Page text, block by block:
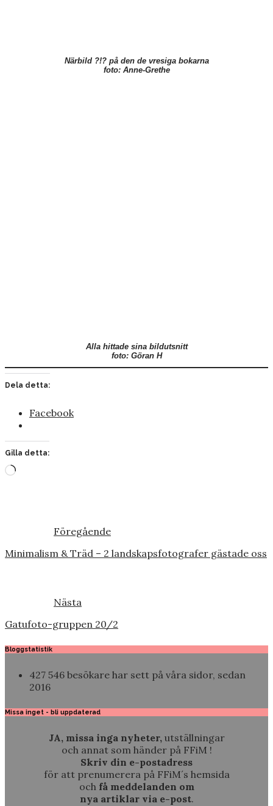
Närbild ?!? på den de vresiga bokarna
foto: Anne-Grethe
Alla hittade sina bildutsnitt
foto: Göran H
Dela detta:
Facebook
Gilla detta:
Laddar
Föregående
Minimalism & Träd – 2 landskapsfotografer gästade oss
Nästa
Gatufoto-gruppen 20/2
Bloggstatistik
427 546 besökare har sett på våra sidor, sedan
2016
Missa inget - bli uppdaterad
JA, missa inga nyheter, utställningar
och annat som händer på FFiM !
Skriv din e-postadress
för att prenumerera på FFiM´s hemsida
och få meddelanden om
nya artiklar via e-post.